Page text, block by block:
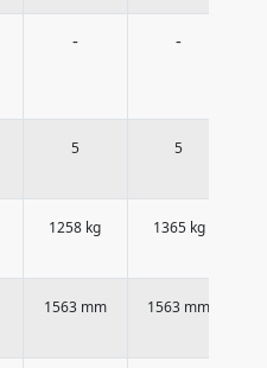
- -
5 5
1258 kg 1365 kg
1563 mm 1563 mm